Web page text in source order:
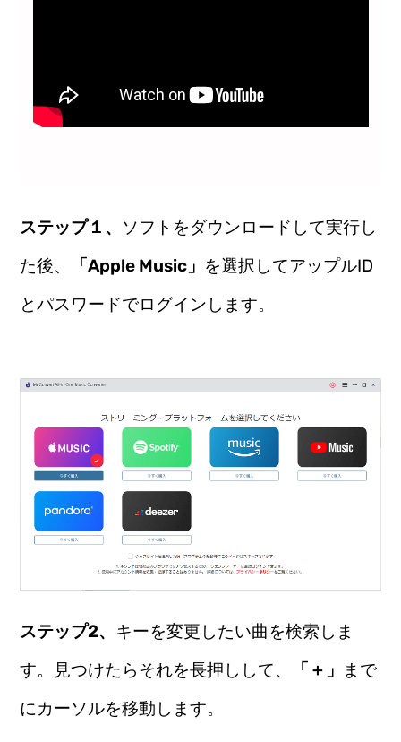
ステップ１、 ソフトをダウンロードして実行し
た後、
「Apple Music」 を選択してアップルID
とパスワードでログインします。
ステップ2、 キーを変更したい曲を検索しま
す。見つけたらそれを長押しして、
「＋」
まで
にカーソルを移動します。